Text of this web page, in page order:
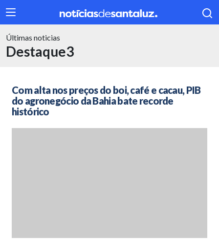
Últimas noticias
Destaque3
Com alta nos preços do boi, café e cacau, PIB
do agronegócio da Bahia bate recorde
histórico